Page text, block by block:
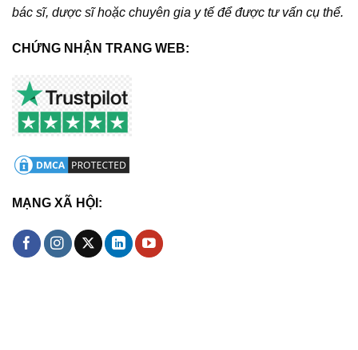
bác sĩ, dược sĩ hoặc chuyên gia y tế để được tư vấn cụ thể.
CHỨNG NHẬN TRANG WEB:
MẠNG XÃ HỘI: